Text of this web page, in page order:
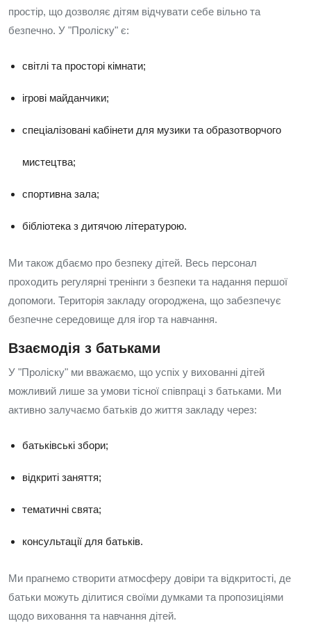
простір, що дозволяє дітям відчувати себе вільно та
безпечно. У "Проліску" є:
світлі та просторі кімнати;
ігрові майданчики;
спеціалізовані кабінети для музики та образотворчого
мистецтва;
спортивна зала;
бібліотека з дитячою літературою.
Ми також дбаємо про безпеку дітей. Весь персонал
проходить регулярні тренінги з безпеки та надання першої
допомоги. Територія закладу огороджена, що забезпечує
безпечне середовище для ігор та навчання.
Взаємодія з батьками
У "Проліску" ми вважаємо, що успіх у вихованні дітей
можливий лише за умови тісної співпраці з батьками. Ми
активно залучаємо батьків до життя закладу через:
батьківські збори;
відкриті заняття;
тематичні свята;
консультації для батьків.
Ми прагнемо створити атмосферу довіри та відкритості, де
батьки можуть ділитися своїми думками та пропозиціями
щодо виховання та навчання дітей.